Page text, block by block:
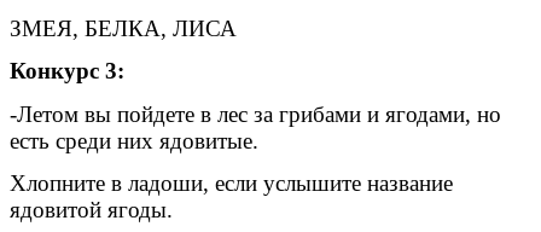
ЗМЕЯ, БЕЛКА, ЛИСА
Конкурс 3:
-Летом вы пойдете в лес за грибами и ягодами, но
есть среди них ядовитые.
Хлопните в ладоши, если услышите название
ядовитой ягоды.